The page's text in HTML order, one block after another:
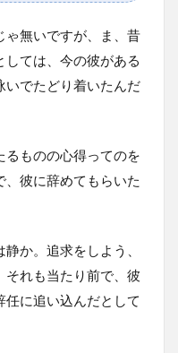
ゃ無いですが、ま、昔
ては、今の彼がある
いでたどり着いたんだ
るものの心得ってのを
彼に辞めてもらいた
か。追求をしよう、
それも当たり前で、彼
に追い込んだとして